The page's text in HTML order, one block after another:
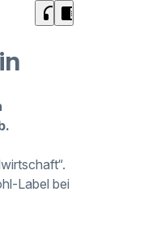
headphones chrome_reader_mode
Label bei